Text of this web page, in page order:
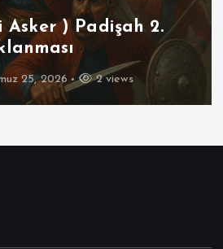
Asker ) Padişah 2.
25, 2026 2 views